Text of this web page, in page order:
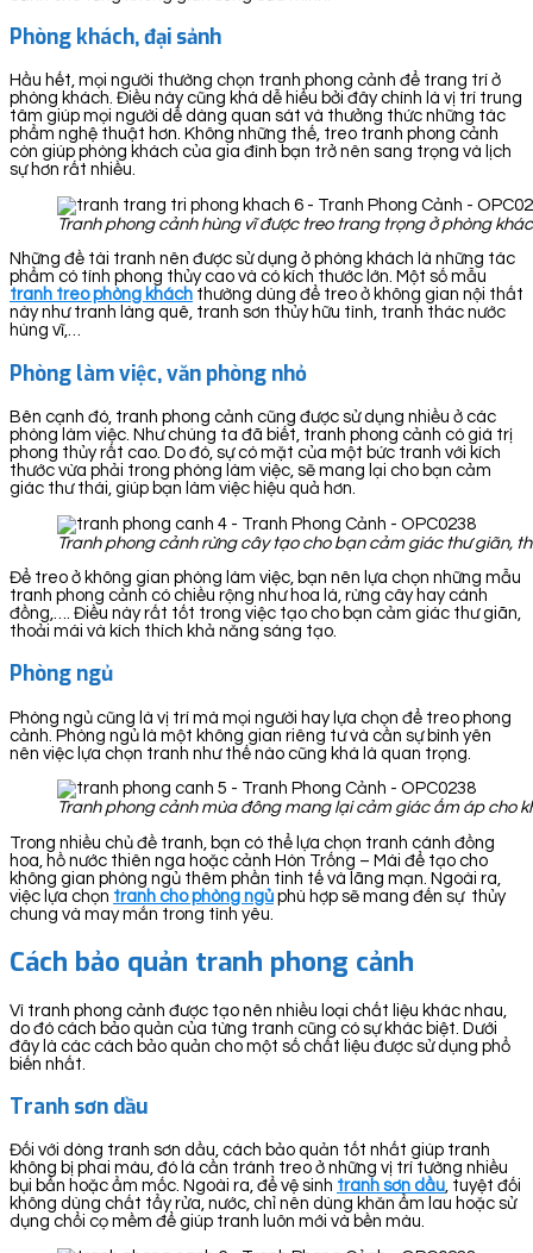
Phòng khách, đại sảnh
Hầu hết, mọi người thường chọn tranh phong cảnh để trang trí ở
phòng khách. Điều này cũng khá dễ hiểu bởi đây chính là vị trí trung
tâm giúp mọi người dễ dàng quan sát và thưởng thức những tác
phẩm nghệ thuật hơn. Không những thế, treo tranh phong cảnh
còn giúp phòng khách của gia đình bạn trở nên sang trọng và lịch
sự hơn rất nhiều.
Tranh phong cảnh hùng vĩ được treo trang trọng ở phòng
Những đề tài tranh nên được sử dụng ở phòng khách là những tác
phẩm có tính phong thủy cao và có kích thước lớn. Một số mẫu
tranh treo phòng khách thường dùng để treo ở không gian nội thất
này như tranh làng quê, tranh sơn thủy hữu tình, tranh thác nước
hùng vĩ,…
Phòng làm việc, văn phòng nhỏ
Bên cạnh đó, tranh phong cảnh cũng được sử dụng nhiều ở các
phòng làm việc. Như chúng ta đã biết, tranh phong cảnh có giá trị
phong thủy rất cao. Do đó, sự có mặt của một bức tranh với kích
thước vừa phải trong phòng làm việc, sẽ mang lại cho bạn cảm
giác thư thái, giúp bạn làm việc hiệu quả hơn.
Tranh phong cảnh rừng cây tạo cho bạn cảm giác thư giãn,
Để treo ở không gian phòng làm việc, bạn nên lựa chọn những mẫu
tranh phong cảnh có chiều rộng như hoa lá, rừng cây hay cánh
đồng,…. Điều này rất tốt trong việc tạo cho bạn cảm giác thư giãn,
thoải mái và kích thích khả năng sáng tạo.
Phòng ngủ
Phòng ngủ cũng là vị trí mà mọi người hay lựa chọn để treo phong
cảnh. Phòng ngủ là một không gian riêng tư và cần sự bình yên
nên việc lựa chọn tranh như thế nào cũng khá là quan trọng.
Tranh phong cảnh mùa đông mang lại cảm giác ấm áp cho
Trong nhiều chủ đề tranh, bạn có thể lựa chọn tranh cánh đồng
hoa, hồ nước thiên nga hoặc cảnh Hòn Trống – Mái để tạo cho
không gian phòng ngủ thêm phần tinh tế và lãng mạn. Ngoài ra,
việc lựa chọn tranh cho phòng ngủ phù hợp sẽ mang đến sự thủy
chung và may mắn trong tình yêu.
Cách bảo quản tranh phong cảnh
Vì tranh phong cảnh được tạo nên nhiều loại chất liệu khác nhau,
do đó cách bảo quản của từng tranh cũng có sự khác biệt. Dưới
đây là các cách bảo quản cho một số chất liệu được sử dụng phổ
biến nhất.
Tranh sơn dầu
Đối với dòng tranh sơn dầu, cách bảo quản tốt nhất giúp tranh
không bị phai màu, đó là cần tránh treo ở những vị trí tường nhiều
bụi bẩn hoặc ẩm mốc. Ngoài ra, để vệ sinh tranh sơn dầu, tuyệt đối
không dùng chất tẩy rửa, nước, chỉ nên dùng khăn ẩm lau hoặc sử
dụng chổi cọ mềm để giúp tranh luôn mới và bền màu.